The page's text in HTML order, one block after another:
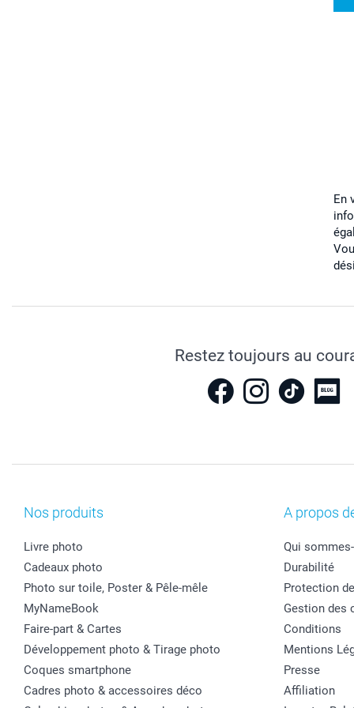
En
Restez toujours au
Nos produits
Livre photo
Cadeaux photo
Photo sur toile, Poster & Pêle-mêle
MyNameBook
Faire-part & Cartes
Développement photo & Tirage photo
Coques smartphone
Cadres photo & accessoires déco
A propos
Qui
Durabilité
Protection
Gestion des
Conditions
Mentions
Presse
Affiliation